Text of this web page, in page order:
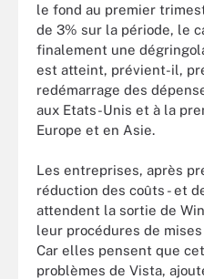
le fond au premier
de 3% sur la période, le
finalement une
est atteint, prévient-il,
redémarrage des
aux Etats-Unis et à la
Europe et en Asie.
Les entreprises, après
réduction des coûts - et
attendent la sortie de
leur procédures de
Car elles pensent que
problèmes de Vista,